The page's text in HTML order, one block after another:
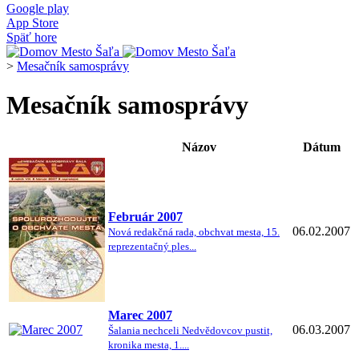
Google play
App Store
Späť hore
> Mesačník samosprávy
Mesačník samosprávy
Názov Dátum
Február 2007
Nová redakčná rada, obchvat mesta, 15.
reprezentačný ples...
06.02.2007
Marec 2007
Šalania nechceli Nedvědovcov pustit,
kronika mesta, 1....
06.03.2007